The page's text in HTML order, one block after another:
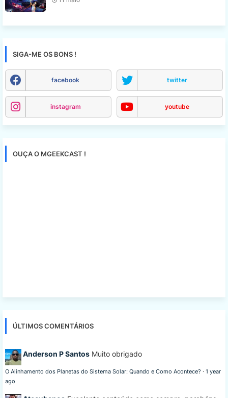
SIGA-ME OS BONS !
facebook twitter
instagram youtube
OUÇA O MGEEKCAST !
ÚLTIMOS COMENTÁRIOS
Anderson P Santos Muito obrigado
O Alinhamento dos Planetas do Sistema Solar: Quando e Como Acontece? · 1 year
ago